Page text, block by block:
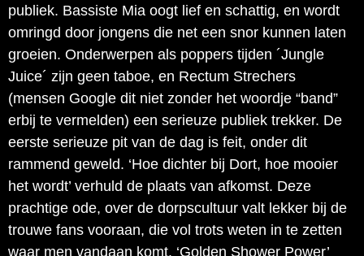
publiek. Bassiste Mia oogt lief en schattig, en wordt
omringd door jongens die net een snor kunnen laten
groeien. Onderwerpen als poppers tijden ´Jungle
Juice´ zijn geen taboe, en Rectum Strechers
(mensen Google dit niet zonder het woordje “band”
erbij te vermelden) een serieuze publiek trekker. De
eerste serieuze pit van de dag is feit, onder dit
rammend geweld. ‘Hoe dichter bij Dort, hoe mooier
het wordt’ verhuld de plaats van afkomst. Deze
prachtige ode, over de dorpscultuur valt lekker bij de
trouwe fans vooraan, die vol trots weten in te zetten
waar men vandaan komt. ‘Golden Shower Power’